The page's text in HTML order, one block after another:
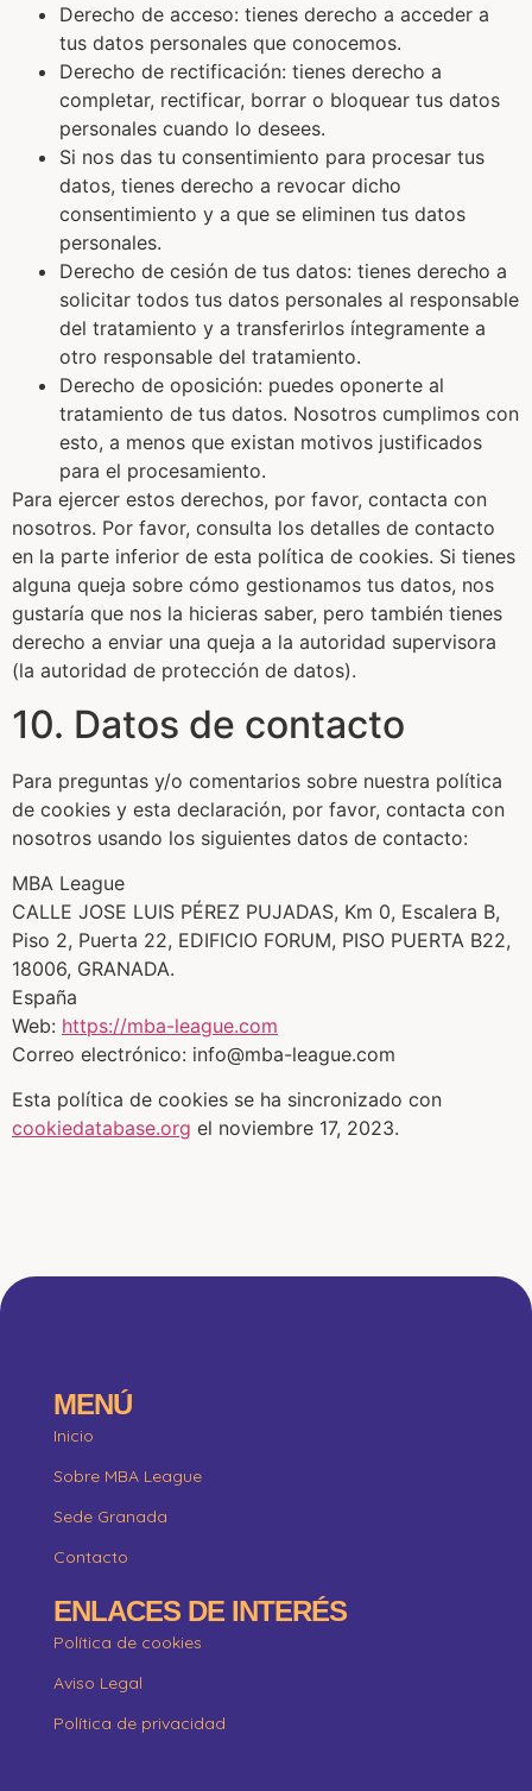
Derecho de acceso: tienes derecho a acceder a
tus datos personales que conocemos.
Derecho de rectificación: tienes derecho a
completar, rectificar, borrar o bloquear tus datos
personales cuando lo desees.
Si nos das tu consentimiento para procesar tus
datos, tienes derecho a revocar dicho
consentimiento y a que se eliminen tus datos
personales.
Derecho de cesión de tus datos: tienes derecho a
solicitar todos tus datos personales al responsable
del tratamiento y a transferirlos íntegramente a
otro responsable del tratamiento.
Derecho de oposición: puedes oponerte al
tratamiento de tus datos. Nosotros cumplimos con
esto, a menos que existan motivos justificados
para el procesamiento.
Para ejercer estos derechos, por favor, contacta con
nosotros. Por favor, consulta los detalles de contacto
en la parte inferior de esta política de cookies. Si tienes
alguna queja sobre cómo gestionamos tus datos, nos
gustaría que nos la hicieras saber, pero también tienes
derecho a enviar una queja a la autoridad supervisora
(la autoridad de protección de datos).
10. Datos de contacto
Para preguntas y/o comentarios sobre nuestra política
de cookies y esta declaración, por favor, contacta con
nosotros usando los siguientes datos de contacto:
MBA League
CALLE JOSE LUIS PÉREZ PUJADAS, Km 0, Escalera B,
Piso 2, Puerta 22, EDIFICIO FORUM, PISO PUERTA B22,
18006, GRANADA.
España
Web: https://mba-league.com
Correo electrónico: info@mba-league.com
Esta política de cookies se ha sincronizado con
cookiedatabase.org el noviembre 17, 2023.
MENÚ
Inicio
Sobre MBA League
Sede Granada
Contacto
ENLACES DE INTERÉS
Política de cookies
Aviso Legal
Política de privacidad